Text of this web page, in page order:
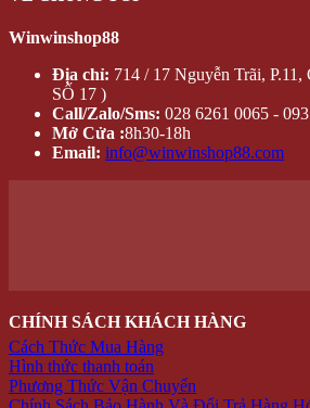
Chưa có sản phẩm trong giỏ
Quay trở lại cửa hàng